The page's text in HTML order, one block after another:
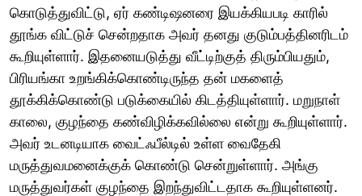
கொடுத்துவிட்டு, ஏர் கண்டிஷனரை இயக்கியபடி காரில்
தூங்க விட்டுச் சென்றதாக அவர் தனது குடும்பத்தினரிடம்
கூறியுள்ளார். இதனையடுத்து வீட்டிற்குத் திரும்பியதும்,
பிரியங்கா உறங்கிக்கொண்டிருந்த தன் மகளைத்
தூக்கிக்கொண்டு படுக்கையில் கிடத்தியுள்ளார். மறுநாள்
காலை, குழந்தை கண்விழிக்கவில்லை என்று கூறியுள்ளார்.
அவர் உடனடியாக வைட்ஃபீல்டில் உள்ள வைதேகி
மருத்துவமனைக்குக் கொண்டு சென்றுள்ளார். அங்கு
மருத்துவர்கள் குழந்தை இறந்துவிட்டதாக கூறியுள்ளனர்.